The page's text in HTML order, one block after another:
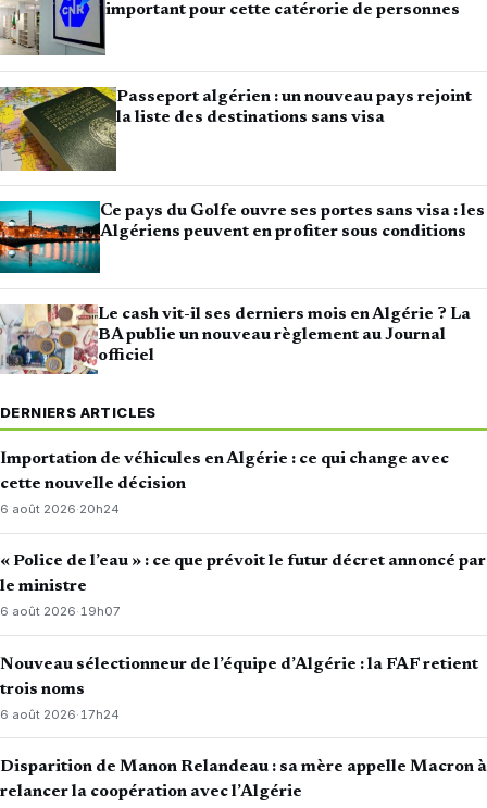
important pour cette catérorie de personnes
Passeport algérien : un nouveau pays rejoint
la liste des destinations sans visa
Ce pays du Golfe ouvre ses portes sans visa : les
Algériens peuvent en profiter sous conditions
Le cash vit-il ses derniers mois en Algérie ? La
BA publie un nouveau règlement au Journal
officiel
DERNIERS ARTICLES
Importation de véhicules en Algérie : ce qui change avec
cette nouvelle décision
6 août 2026·20h24
« Police de l’eau » : ce que prévoit le futur décret annoncé par
le ministre
6 août 2026·19h07
Nouveau sélectionneur de l’équipe d’Algérie : la FAF retient
trois noms
6 août 2026· 17h24
Disparition de Manon Relandeau : sa mère appelle Macron à
relancer la coopération avec l’Algérie